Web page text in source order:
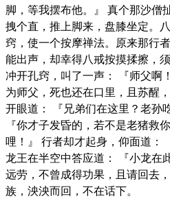
脚，等我摆布他。』 真个那沙僧
拽个直，推上脚来，盘膝坐定。
窍，使一个按摩禅法。原来那行
能出声，却幸得八戒按摸揉擦，
冲开孔窍，叫了一声： 『师父啊
为师父，死也还在口里，且苏醒
开眼道： 『兄弟们在这里？老孙
『你才子发昏的，若不是老猪救
哩！』 行者却才起身，仰面道：
龙王在半空中答应道： 『小龙在
远劳，不曾成得功果，且请回去
族，泱泱而回，不在话下。